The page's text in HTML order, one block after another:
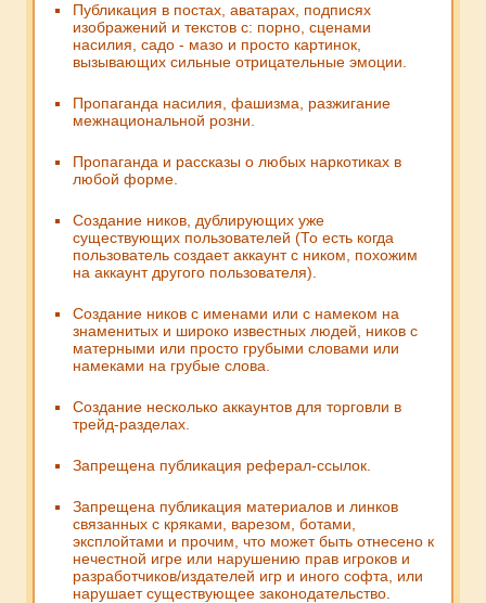
Публикация в постах, аватарах, подписях
изображений и текстов с: порно, сценами
насилия, садо - мазо и просто картинок,
вызывающих сильные отрицательные эмоции.
Пропаганда насилия, фашизма, разжигание
межнациональной розни.
Пропаганда и рассказы о любых наркотиках в
любой форме.
Создание ников, дублирующих уже
существующих пользователей (То есть когда
пользователь создает аккаунт с ником, похожим
на аккаунт другого пользователя).
Создание ников с именами или с намеком на
знаменитых и широко известных людей, ников с
матерными или просто грубыми словами или
намеками на грубые слова.
Создание несколько аккаунтов для торговли в
трейд-разделах.
Запрещена публикация реферал-ссылок.
Запрещена публикация материалов и линков
связанных с кряками, варезом, ботами,
эксплойтами и прочим, что может быть отнесено к
нечестной игре или нарушению прав игроков и
разработчиков/издателей игр и иного софта, или
нарушает существующее законодательство.